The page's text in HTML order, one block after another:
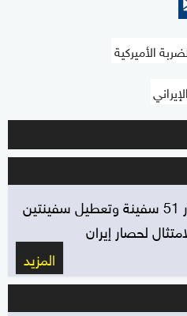
الأميركية
القوات الأميركية: تغيير مسار 51 سفينة وتعطيل سفينتين
لحصار إيران
المزيد